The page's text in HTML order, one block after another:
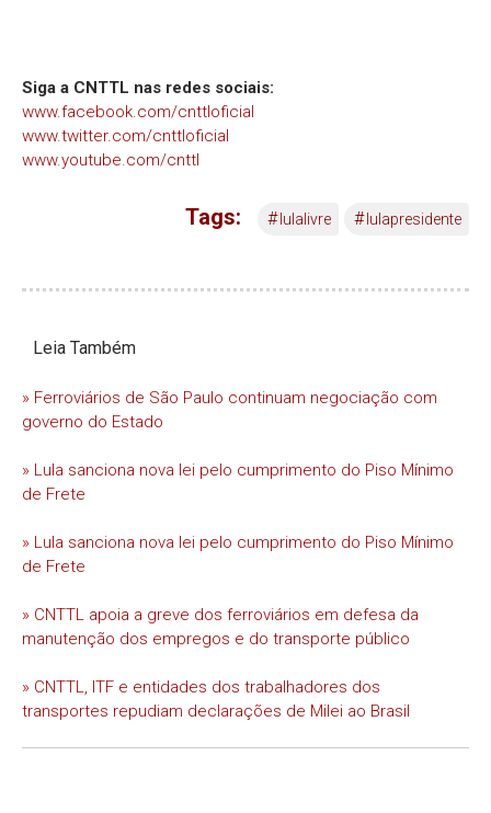
Siga a CNTTL nas redes sociais:
www.facebook.com/cnttloficial
www.twitter.com/cnttloficial
www.youtube.com/cnttl
Tags: #lulalivre #lulapresidente
Leia Também
» Ferroviários de São Paulo continuam negociação com
governo do Estado
» Lula sanciona nova lei pelo cumprimento do Piso Mínimo
de Frete
» Lula sanciona nova lei pelo cumprimento do Piso Mínimo
de Frete
» CNTTL apoia a greve dos ferroviários em defesa da
manutenção dos empregos e do transporte público
» CNTTL, ITF e entidades dos trabalhadores dos
transportes repudiam declarações de Milei ao Brasil